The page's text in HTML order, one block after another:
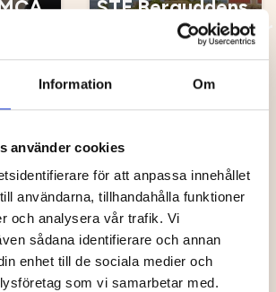
Information Om
använder cookies
för att anpassa innehållet
användarna, tillhandahålla funktioner
och analysera vår trafik. Vi
sådana identifierare och annan
enhet till de sociala medier och
som vi samarbetar med.
STF Berguddens
Fyrvaktarbostäder
Holmögården